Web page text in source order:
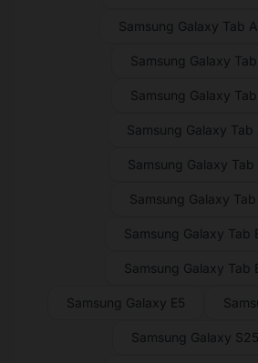
Samsung Galaxy Tab
Samsung Galaxy
Samsung Galaxy
Samsung Galaxy Tab
Samsung Galaxy Tab
Samsung Galaxy Tab
Samsung Galaxy Tab
Samsung Galaxy Tab
Samsung Galaxy E5
Samsung Galaxy